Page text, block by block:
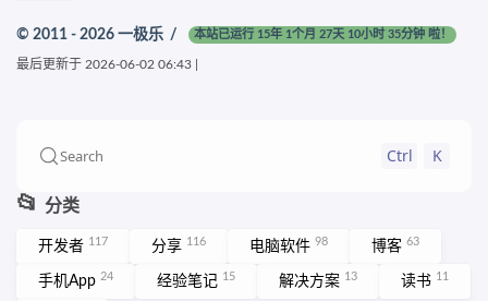
Search Ctrl K
📂 分类
开发者 117 分享 116 电脑软件 98 博客 63
手机App 24 经验笔记 15 解决方案 13 读书 11
© 2011 - 2026 一极乐 / 本站已运行 15年 1个月 27天 10小时 35分钟 啦！
最后更新于 2026-06-02 06:43